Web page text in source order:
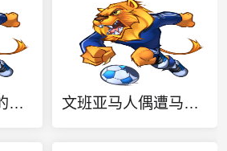
布朗：今夏对我的舆论攻击达到了比以往更高程度 这没出乎我意料 文班亚马人偶遭马刺球迷吐槽：这明显是托哈 玩具公司喝假酒了